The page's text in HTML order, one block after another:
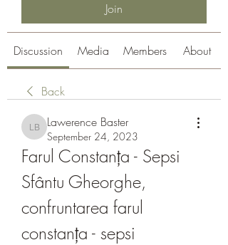
Join
Discussion Media Members About
Back
Lawerence Baster
Lawerence Baster
September 24, 2023
Farul Constanța - Sepsi
Sfântu Gheorghe,
confruntarea farul
constanța - sepsi